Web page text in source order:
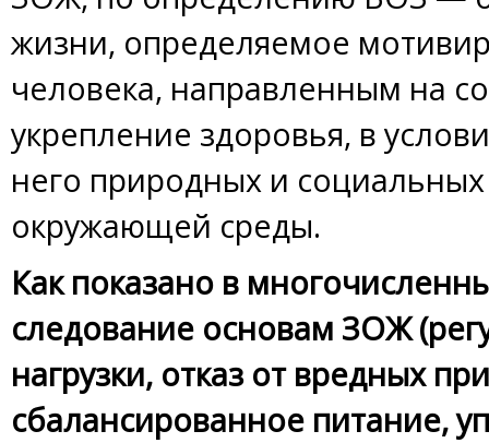
жизни, определяемое
человека, направленным на
укрепление здоровья, в
него природных и
окружающей среды.
Как показано в
следование основам ЗОЖ
нагрузки, отказ от вредных
сбалансированное питание,